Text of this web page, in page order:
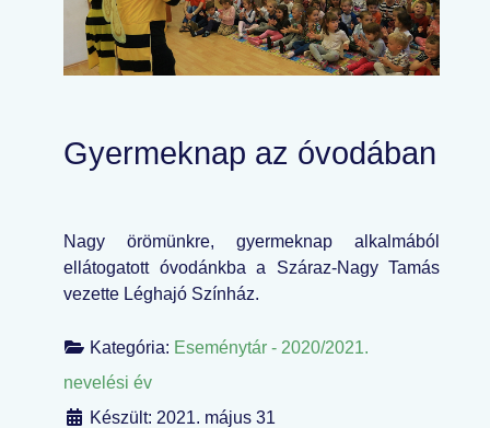
Gyermeknap az óvodában
Nagy örömünkre, gyermeknap alkalmából
ellátogatott óvodánkba a Száraz-Nagy Tamás
vezette Léghajó Színház.
Kategória: Eseménytár - 2020/2021.
nevelési év
Készült: 2021. május 31